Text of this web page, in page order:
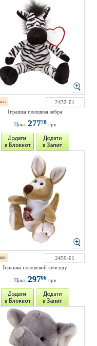
2432-01
Іграшка плюшева зебра
Ціна: 27778грн
2459-01
Іграшка плюшевий кенгуру
Ціна: 29706грн